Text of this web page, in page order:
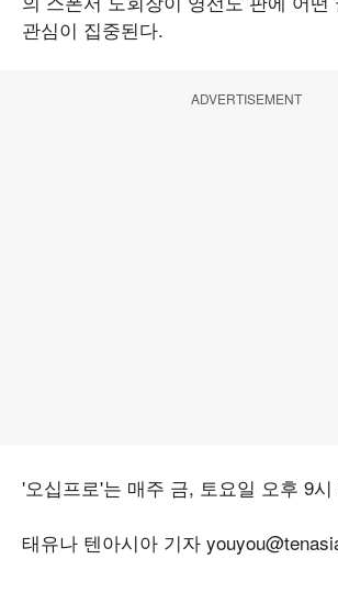
관심이 집중된다.
ADVERTISEMENT
'오십프로'는 매주 금, 토요일 오후 9
태유나 텐아시아 기자